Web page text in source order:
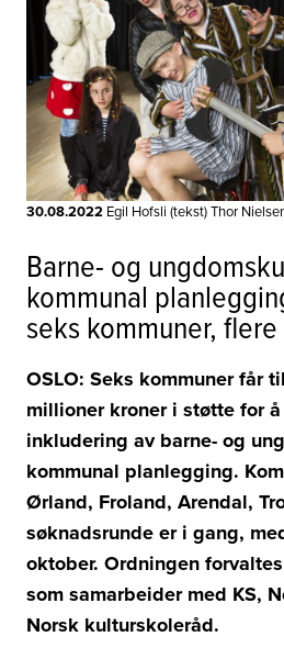
30.08.2022 Egil Hofsli (tekst) Thor
Barne- og
kommunal
seks kommuner,
OSLO: Seks kommuner får
millioner kroner i støtte for
inkludering av barne- og
kommunal planlegging.
Ørland, Froland, Arendal,
søknadsrunde er i gang,
oktober. Ordningen
som samarbeider med KS,
Norsk kulturskoleråd.